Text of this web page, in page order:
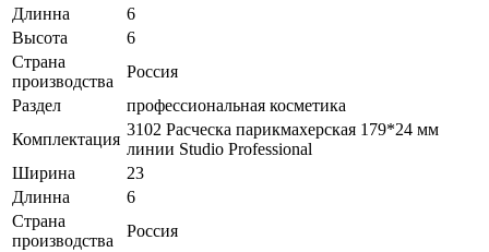
Длинна
6
Высота
6
Страна
производства
Россия
Раздел
профессиональная косметика
Комплектация
3102 Расческа парикмахерская 179*24 мм
линии Studio Professional
Ширина
23
Длинна
6
Страна
производства
Россия